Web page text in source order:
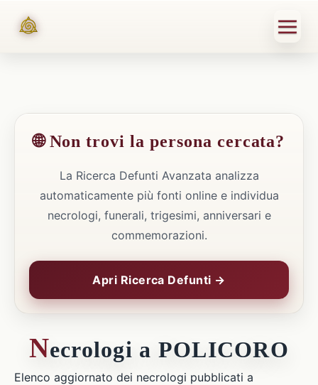
🌐 Non trovi la persona cercata?
La Ricerca Defunti Avanzata analizza
automaticamente più fonti online e individua
necrologi, funerali, trigesimi, anniversari e
commemorazioni.
Apri Ricerca Defunti →
Necrologi a POLICORO
Elenco aggiornato dei necrologi pubblicati a